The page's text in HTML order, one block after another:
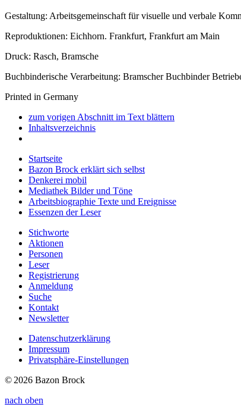
Gestaltung: Arbeitsgemeinschaft für visuelle und verbale
Reproduktionen: Eichhorn. Frankfurt, Frankfurt am Main
Druck: Rasch, Bramsche
Buchbinderische Verarbeitung: Bramscher Buchbinder
Printed in Germany
zum vorigen Abschnitt im Text blättern
Inhaltsverzeichnis
Startseite
Bazon Brock erklärt sich selbst
Denkerei mobil
Mediathek Bilder und Töne
Arbeitsbiographie Texte und Ereignisse
Essenzen der Leser
Stichworte
Aktionen
Personen
Leser
Registrierung
Anmeldung
Suche
Kontakt
Newsletter
Datenschutzerklärung
Impressum
Privatsphäre-Einstellungen
© 2026 Bazon Brock
nach oben